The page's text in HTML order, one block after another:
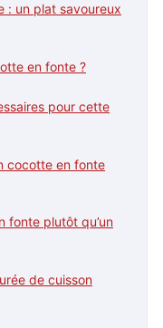
: un plat savoureux
en fonte ?
pour cette
cocotte en fonte
fonte plutôt qu’un
de cuisson